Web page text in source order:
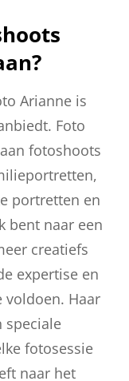
Arianne is
Foto
fotoshoots
portretten en
bent naar een
creatiefs
expertise en
voldoen. Haar
speciale
fotosessie
naar het